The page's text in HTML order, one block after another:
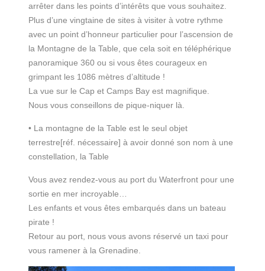
arrêter dans les points d’intérêts que vous souhaitez.
Plus d’une vingtaine de sites à visiter à votre rythme
avec un point d’honneur particulier pour l’ascension de
la Montagne de la Table, que cela soit en téléphérique
panoramique 360 ou si vous êtes courageux en
grimpant les 1086 mètres d’altitude !
La vue sur le Cap et Camps Bay est magnifique.
Nous vous conseillons de pique-niquer là.
• La montagne de la Table est le seul objet
terrestre[réf. nécessaire] à avoir donné son nom à une
constellation, la Table
Vous avez rendez-vous au port du Waterfront pour une
sortie en mer incroyable…
Les enfants et vous êtes embarqués dans un bateau
pirate !
Retour au port, nous vous avons réservé un taxi pour
vous ramener à la Grenadine.